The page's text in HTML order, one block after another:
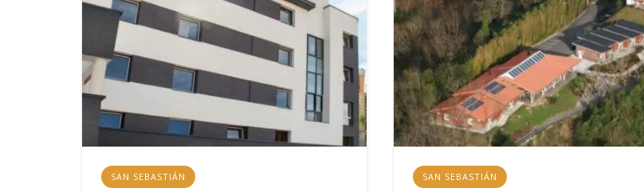
SAN SEBASTIÁN SAN SEBASTIÁN